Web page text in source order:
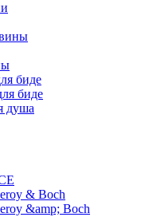
биде
биде
душа
& Boch
&amp; Boch